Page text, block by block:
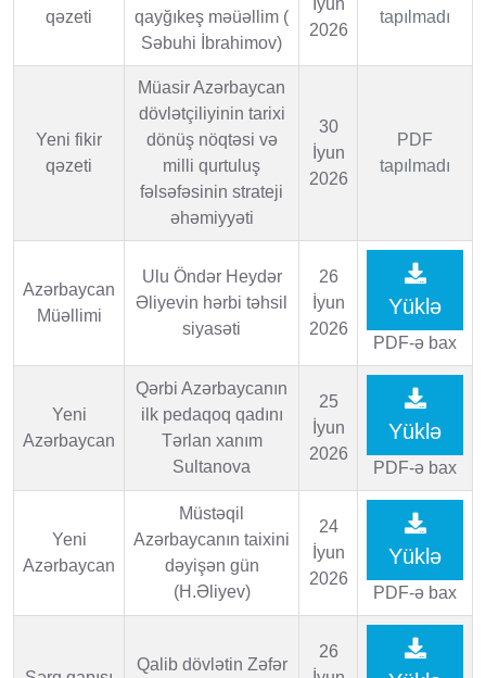
qəzeti
qayğıkeş məüəllim (
Səbuhi İbrahimov)
İyun
2026
tapılmadı
Yeni fikir
qəzeti
Müasir Azərbaycan
dövlətçiliyinin tarixi
dönüş nöqtəsi və
milli qurtuluş
fəlsəfəsinin strateji
əhəmiyyəti
30
İyun
2026
PDF
tapılmadı
Azərbaycan
Müəllimi
Ulu Öndər Heydər
Əliyevin hərbi təhsil
siyasəti
26
İyun
2026
Yüklə
PDF-ə bax
Yeni
Azərbaycan
Qərbi Azərbaycanın
ilk pedaqoq qadını
Tərlan xanım
Sultanova
25
İyun
2026
Yüklə
PDF-ə bax
Yeni
Azərbaycan
Müstəqil
Azərbaycanın taixini
dəyişən gün
(H.Əliyev)
24
İyun
2026
Yüklə
PDF-ə bax
Qalib dövlətin Zəfər
26